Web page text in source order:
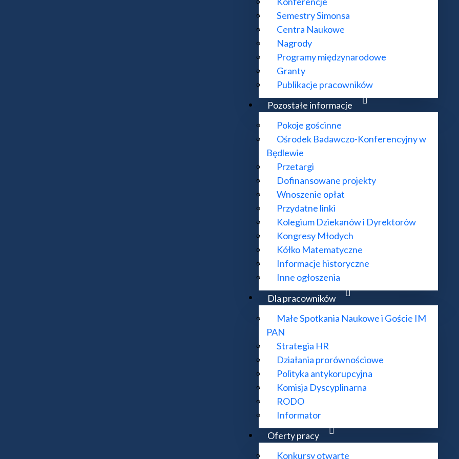
Semestry Simonsa
Centra Naukowe
Nagrody
Programy międzynarodowe
Granty
Publikacje pracowników
Pozostałe informacje
Pokoje gościnne
Ośrodek Badawczo-Konferencyjny w
Będlewie
Przetargi
Dofinansowane projekty
Wnoszenie opłat
Przydatne linki
Kolegium Dziekanów i Dyrektorów
Kongresy Młodych
Kółko Matematyczne
Informacje historyczne
Inne ogłoszenia
Dla pracowników
Małe Spotkania Naukowe i Goście IM
PAN
Strategia HR
Działania prorównościowe
Polityka antykorupcyjna
Komisja Dyscyplinarna
RODO
Informator
Oferty pracy
Konkursy otwarte
KONTAKT:
ul. Śniadeckich 8, 00-656 Warszawa
Uwagi na temat działania strony i treści na niej zawartych proszę kierować na adres